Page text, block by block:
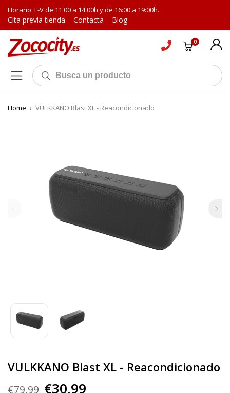
Horario: L-V de 11:00 a 14:00h y de 16:00 a 19:00h.
Cita previa tienda Contacta Blog
0
Home › VULKKANO Blast XL - Reacondicionado
VULKKANO Blast XL - Reacondicionado
€79,99 €30,99